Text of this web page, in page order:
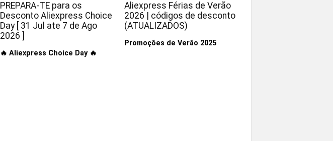
PREPARA-TE para os
Desconto Aliexpress Choice
Day [ 31 Jul ate 7 de Ago
2026 ]
🔥 Aliexpress Choice Day 🔥
Aliexpress Férias de Verão
2026 | códigos de desconto
(ATUALIZADOS)
Promoções de Verão 2025